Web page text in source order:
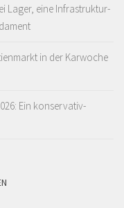
Lager, eine Infrastruktur-
in der Karwoche
Ein konservativ-